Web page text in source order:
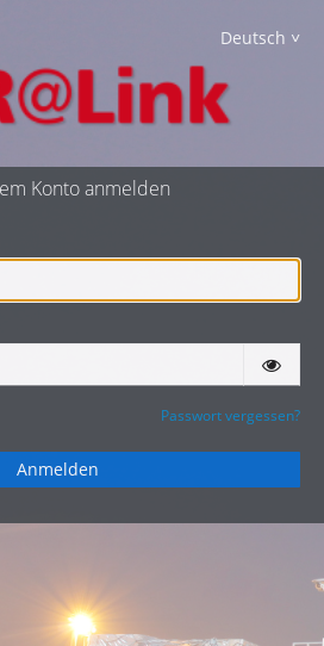
Deutsch
Konto anmelden
Passwort vergessen?